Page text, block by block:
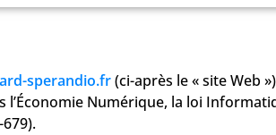
sperandio.fr(ci-après le « site Web
Numérique, la loi